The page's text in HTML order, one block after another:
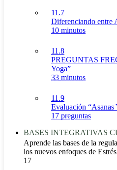
11.7
Diferenciando entre
10 minutos
11.8
PREGUNTAS
Yoga”
33 minutos
11.9
Evaluación “Asanas
17 preguntas
BASES INTEGRATIVAS
Aprende las bases de la
los nuevos enfoques de
17